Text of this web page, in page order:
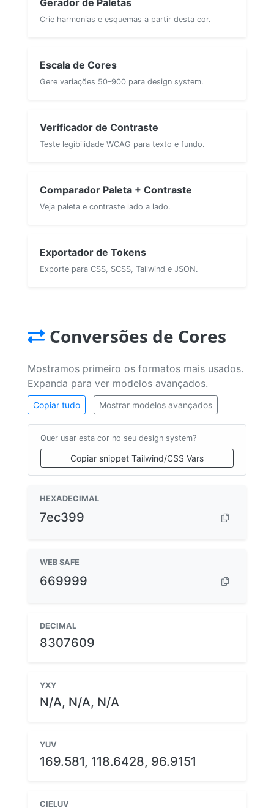
Crie harmonias e esquemas a partir desta cor.
Escala de Cores
Gere variações 50–900 para design system.
Verificador de Contraste
Teste legibilidade WCAG para texto e fundo.
Comparador Paleta + Contraste
Veja paleta e contraste lado a lado.
Exportador de Tokens
Exporte para CSS, SCSS, Tailwind e JSON.
Conversões de Cores
Mostramos primeiro os formatos mais usados.
Expanda para ver modelos avançados.
Copiar tudo Mostrar modelos avançados
Quer usar esta cor no seu design system?
Copiar snippet Tailwind/CSS Vars
HEXADECIMAL
7ec399
WEB SAFE
669999
DECIMAL
8307609
YXY
N/A, N/A, N/A
YUV
169.581, 118.6428, 96.9151
CIELUV